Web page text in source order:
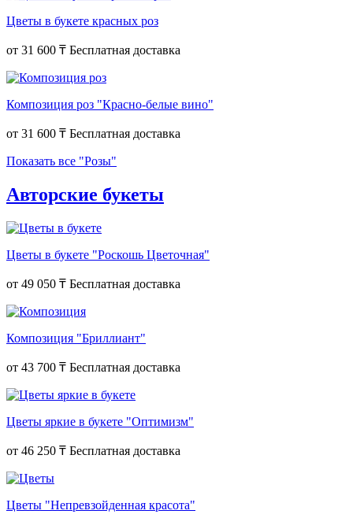
Цветы в букете красных роз
от 31 600 ₸
Композиция роз "Красно-белые вино"
от 31 600 ₸
Показать все "Розы"
Авторские букеты
Цветы в букете "Роскошь Цветочная"
от 49 050 ₸
Композиция "Бриллиант"
от 43 700 ₸
Цветы яркие в букете "Оптимизм"
от 46 250 ₸
Цветы "Непревзойденная красота"